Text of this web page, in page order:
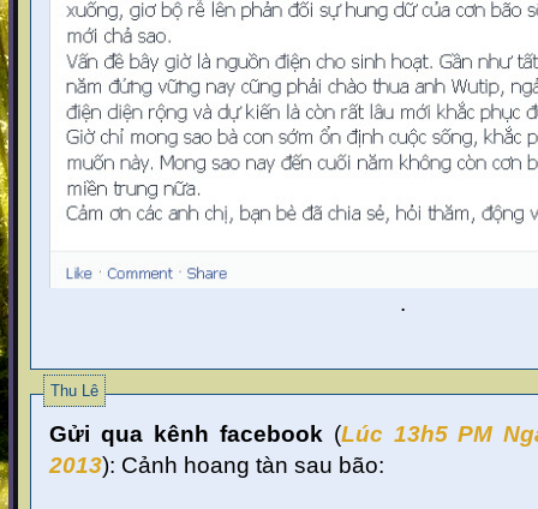
.
Thu Lê
Gửi qua kênh facebook (Lúc 13h5 PM
2013): Cảnh hoang tàn sau bão: